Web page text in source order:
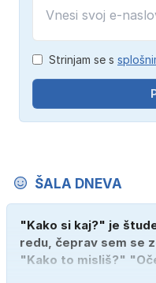
Strinjam se s
ŠALA DNEVA
"Kako si kaj?" je
redu, čeprav sem se
"Kako to misliš?"